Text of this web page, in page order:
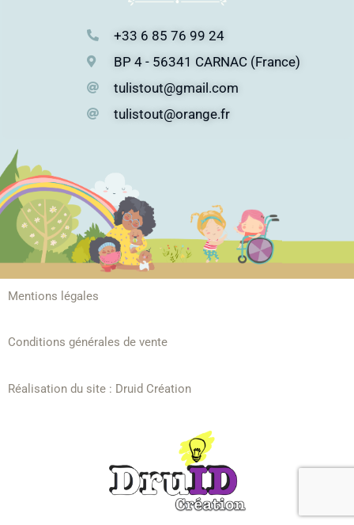
+33 6 85 76 99 24
BP 4 - 56341 CARNAC (France)
tulistout@gmail.com
tulistout@orange.fr
Mentions légales
Conditions générales de vente
Réalisation du site : Druid Création